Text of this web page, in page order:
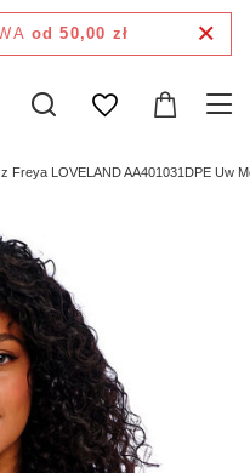
od 50,00 zł
Freya LOVELAND AA401031DPE Uw